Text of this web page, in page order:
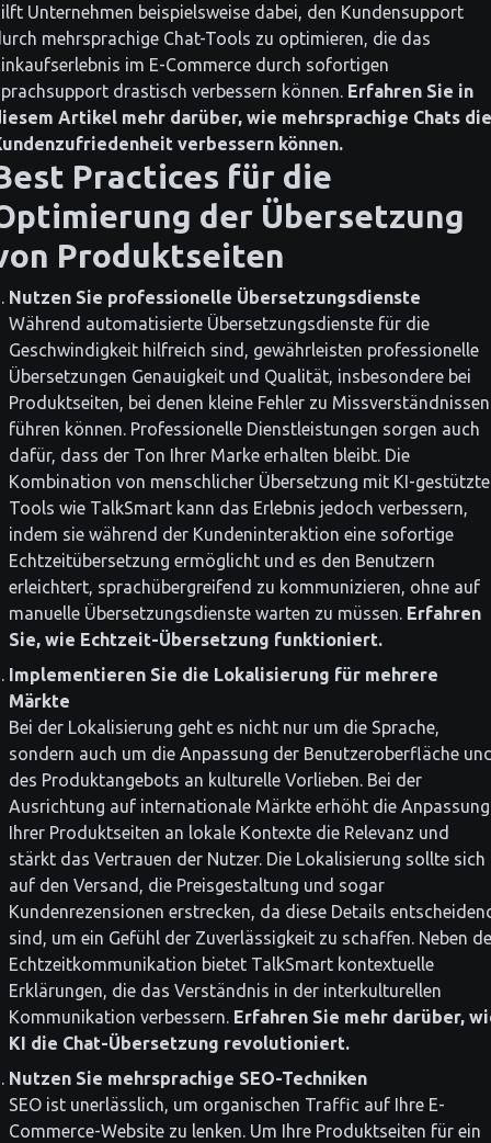
Unternehmen beispielsweise dabei, den Kundensupport
mehrsprachige Chat-Tools zu optimieren, die das
im E-Commerce durch sofortigen
drastisch verbessern können. Erfahren Sie in
Artikel mehr darüber, wie mehrsprachige Chats die
verbessern können.
Practices für die
der Übersetzung
Produktseiten
Nutzen Sie professionelle Übersetzungsdienste
Während automatisierte Übersetzungsdienste für die
Geschwindigkeit hilfreich sind, gewährleisten professionelle
Übersetzungen Genauigkeit und Qualität, insbesondere bei
Produktseiten, bei denen kleine Fehler zu Missverständnissen
führen können. Professionelle Dienstleistungen sorgen auch
dafür, dass der Ton Ihrer Marke erhalten bleibt. Die
Kombination von menschlicher Übersetzung mit KI-
Tools wie TalkSmart kann das Erlebnis jedoch verbessern,
indem sie während der Kundeninteraktion eine sofortige
Echtzeitübersetzung ermöglicht und es den Benutzern
erleichtert, sprachübergreifend zu kommunizieren, ohne auf
manuelle Übersetzungsdienste warten zu müssen. Erfahren
Sie, wie Echtzeit-Übersetzung funktioniert.
Implementieren Sie die Lokalisierung für mehrere
Märkte
Bei der Lokalisierung geht es nicht nur um die Sprache,
sondern auch um die Anpassung der Benutzeroberfläche
des Produktangebots an kulturelle Vorlieben. Bei der
Ausrichtung auf internationale Märkte erhöht die Anpassung
Ihrer Produktseiten an lokale Kontexte die Relevanz und
stärkt das Vertrauen der Nutzer. Die Lokalisierung sollte sich
auf den Versand, die Preisgestaltung und sogar
Kundenrezensionen erstrecken, da diese Details
sind, um ein Gefühl der Zuverlässigkeit zu schaffen. Neben
Echtzeitkommunikation bietet TalkSmart kontextuelle
Erklärungen, die das Verständnis in der interkulturellen
Kommunikation verbessern. Erfahren Sie mehr darüber,
KI die Chat-Übersetzung revolutioniert.
Nutzen Sie mehrsprachige SEO-Techniken
SEO ist unerlässlich, um organischen Traffic auf Ihre E-
Commerce-Website zu lenken. Um Ihre Produktseiten für ein